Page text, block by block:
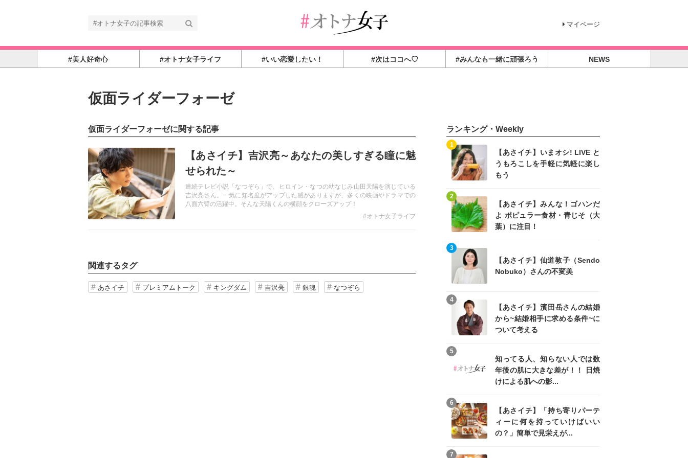
マイページ
#美人好奇心 #オトナ女子ライフ #いい恋愛したい！ #次はココへ♡ #みんなも一緒に頑張ろう NEWS
仮面ライダーフォーゼ
仮面ライダーフォーゼに関する記事
【あさイチ】吉沢亮～あなたの美しすぎる瞳に魅
せられた～
連続テレビ小説「なつぞら」で、ヒロイン・なつの幼なじみ山田天陽を演じている
吉沢亮さん。一気に知名度がアップした感がありますが、多くの映画やドラマでの
八面六臂の活躍中。そんな天陽くんの横顔をクローズアップ！
#オトナ女子ライフ
関連するタグ
あさイチ プレミアムトーク キングダム 吉沢亮 銀魂 なつぞら
ランキング・Weekly
【あさイチ】いまオシ! LIVE と
うもろこしを手軽に気軽に楽し
もう
1
【あさイチ】みんな！ゴハンだ
よ ポピュラー食材・青じそ（大
葉）に注目！
2
【あさイチ】仙道敦子（Sendo
Nobuko）さんの不変美
3
【あさイチ】濱田岳さんの結婚
から~結婚相手に求める条件~に
ついて考える
4
知ってる人、知らない人では数
年後の肌に大きな差が！！ 日焼
けによる肌への影...
5
【あさイチ】「持ち寄りパーテ
ィーに何を持っていけばいい
の？」簡単で見栄えが...
6
7